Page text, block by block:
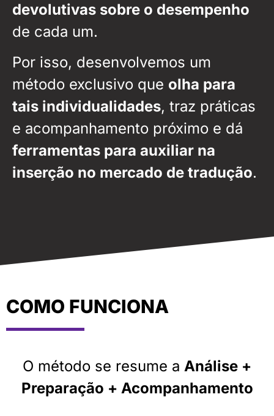
devolutivas sobre o desempenho
de cada um.
Por isso, desenvolvemos um
método exclusivo que olha para
tais individualidades, traz práticas
e acompanhamento próximo e dá
ferramentas para auxiliar na
inserção no mercado de tradução.
COMO FUNCIONA
O método se resume a Análise +
Preparação + Acompanhamento